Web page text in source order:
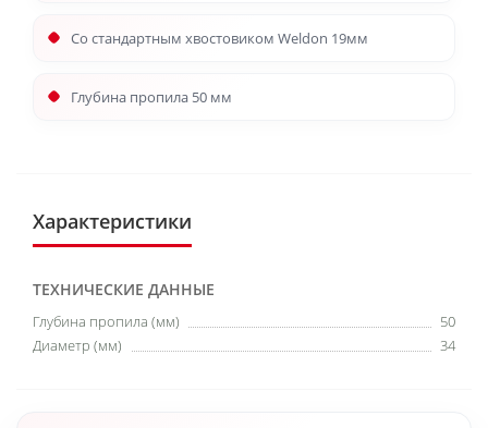
Со стандартным хвостовиком Weldon 19мм
Глубина пропила 50 мм
Характеристики
ТЕХНИЧЕСКИЕ ДАННЫЕ
Глубина пропила (мм)
50
Диаметр (мм)
34